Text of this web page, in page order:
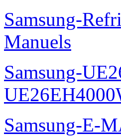
Samsung-
Manuels
Samsung-
Samsung-E-